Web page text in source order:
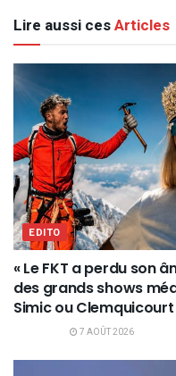
Lire aussi cesArticles
EDITO
« Le FKT a perdu son
des grands shows
Simic ou Clemquicourt
7 AOÛT 2026